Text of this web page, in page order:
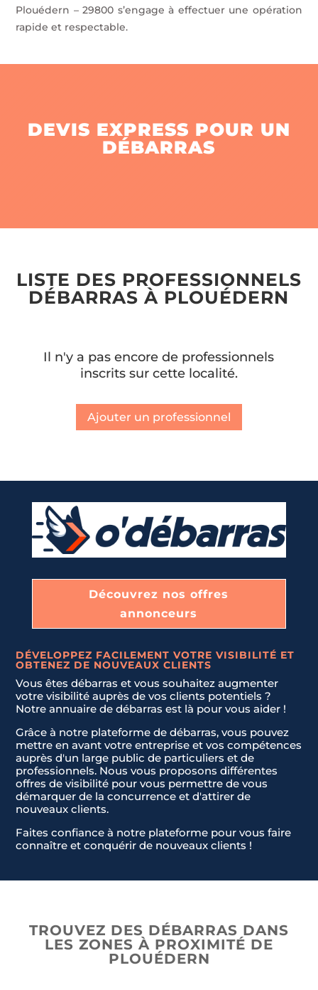
Plouédern – 29800 s’engage à effectuer une opération
rapide et respectable.
DEVIS EXPRESS POUR UN
DÉBARRAS
LISTE DES PROFESSIONNELS
DÉBARRAS À PLOUÉDERN
Il n'y a pas encore de professionnels
inscrits sur cette localité.
Ajouter un professionnel
Découvrez nos offres
annonceurs
DÉVELOPPEZ FACILEMENT VOTRE VISIBILITÉ ET
OBTENEZ DE NOUVEAUX CLIENTS
Vous êtes débarras et vous souhaitez augmenter
votre visibilité auprès de vos clients potentiels ?
Notre annuaire de débarras est là pour vous aider !
Grâce à notre plateforme de débarras, vous pouvez
mettre en avant votre entreprise et vos compétences
auprès d'un large public de particuliers et de
professionnels. Nous vous proposons différentes
offres de visibilité pour vous permettre de vous
démarquer de la concurrence et d'attirer de
nouveaux clients.
Faites confiance à notre plateforme pour vous faire
connaître et conquérir de nouveaux clients !
TROUVEZ DES DÉBARRAS DANS
LES ZONES À PROXIMITÉ DE
PLOUÉDERN
E-mail*
E-mail*